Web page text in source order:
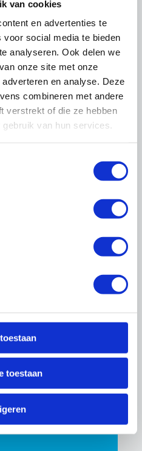
van cookies
en advertenties te
social media te bieden
analyseren. Ook delen we
onze site met onze
en analyse. Deze
combineren met andere
verstrekt of die ze hebben
van hun services.
toestaan
uur locatie Den Bosch
vastgoedonderhoud
timmerlieden